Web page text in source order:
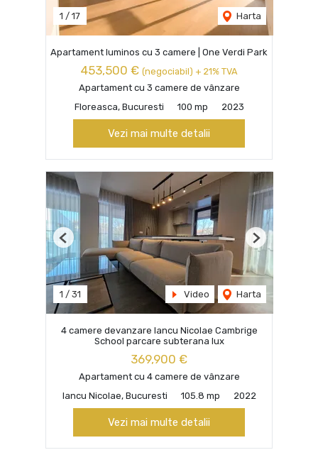
1 / 17 Harta
Apartament luminos cu 3 camere | One Verdi Park
453,500 € (negociabil) + 21% TVA
Apartament cu 3 camere de vânzare
Floreasca, Bucuresti
100 mp 2023
Vezi mai multe detalii
1 / 31 Video Harta
Previous Next
4 camere devanzare Iancu Nicolae Cambrige
School parcare subterana lux
369,900 €
Apartament cu 4 camere de vânzare
Iancu Nicolae, Bucuresti
105.8 mp 2022
Vezi mai multe detalii